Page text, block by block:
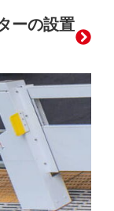
ーの設置